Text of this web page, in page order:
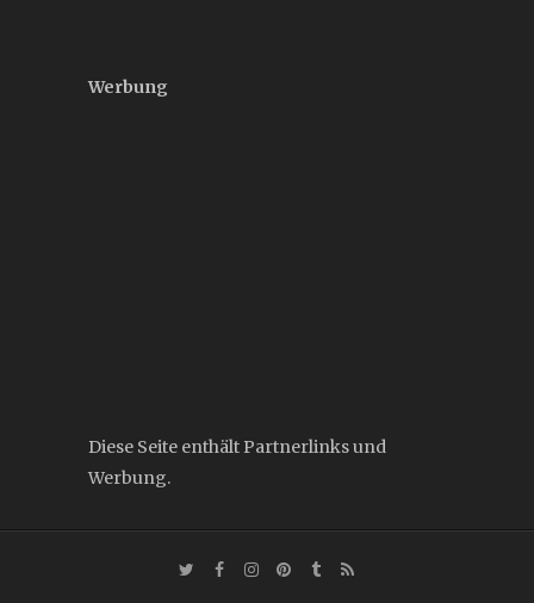
Werbung
Diese Seite enthält Partnerlinks und
Werbung.